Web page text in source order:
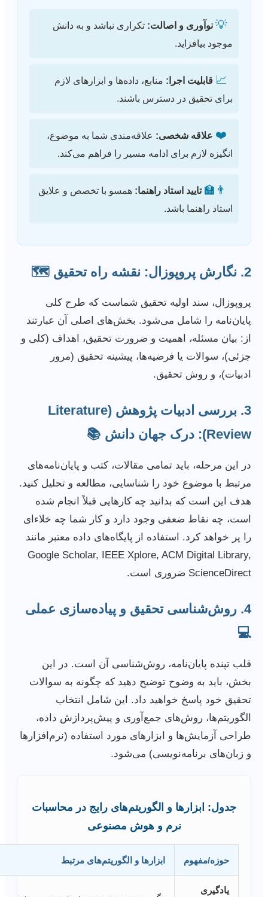
💡 نوآوری و اصالت: تکراری نباشد و به دانش
موجود بیافزاید.
📈 قابلیت اجرا: منابع، داده‌ها و ابزارهای لازم
برای تحقیق در دسترس باشند.
❤️ علاقه شخصی: علاقه‌مندی شما به موضوع،
انگیزه لازم برای ادامه مسیر را فراهم می‌کند.
👨‍🏫 تایید استاد راهنما: همسو با تخصص و علایق
استاد راهنما باشد.
2. نگارش پروپوزال: نقشه راه تحقیق 🗺️
پروپوزال، سند اولیه تحقیق شماست که طرح کلی
پایان‌نامه را شامل می‌شود. بخش‌های اصلی آن عبارتند
از: بیان مسئله، اهمیت و ضرورت تحقیق، اهداف (کلی و
جزئی)، سوالات یا فرضیه‌ها، پیشینه تحقیق (مرور
ادبیات)، و روش تحقیق.
3. بررسی ادبیات پژوهش (Literature
Review): درک جهان دانش 📚
در این مرحله، باید تمامی مقالات، کتب و پایان‌نامه‌های
مرتبط با موضوع خود را شناسایی، مطالعه و تحلیل کنید.
هدف این است که بدانید چه کارهایی قبلاً انجام شده
است، چه نقاط ضعفی وجود دارد و کار شما چه خلاءای
را پر خواهد کرد. استفاده از پایگاه‌های داده معتبر مانند
Google Scholar, IEEE Xplore, ACM Digital Library,
ScienceDirect ضروری است.
4. روش‌شناسی تحقیق و پیاده‌سازی عملی
💻
قلب تپنده پایان‌نامه، روش‌شناسی آن است. در این
بخش، باید به وضوح توضیح دهید که چگونه به سوالات
تحقیق خود پاسخ خواهید داد. این شامل انتخاب
الگوریتم‌ها، روش‌های جمع‌آوری و پیش‌پردازش داده،
طراحی آزمایش‌ها و ابزارهای مورد استفاده (نرم‌افزارها
و زبان‌های برنامه‌نویسی) می‌شود.
جدول: ابزارها و الگوریتم‌های رایج در محاسبات
نرم و هوش مصنوعی
حوزه/مفهوم ابزارها و الگوریتم‌های مرتبط
یادگیری